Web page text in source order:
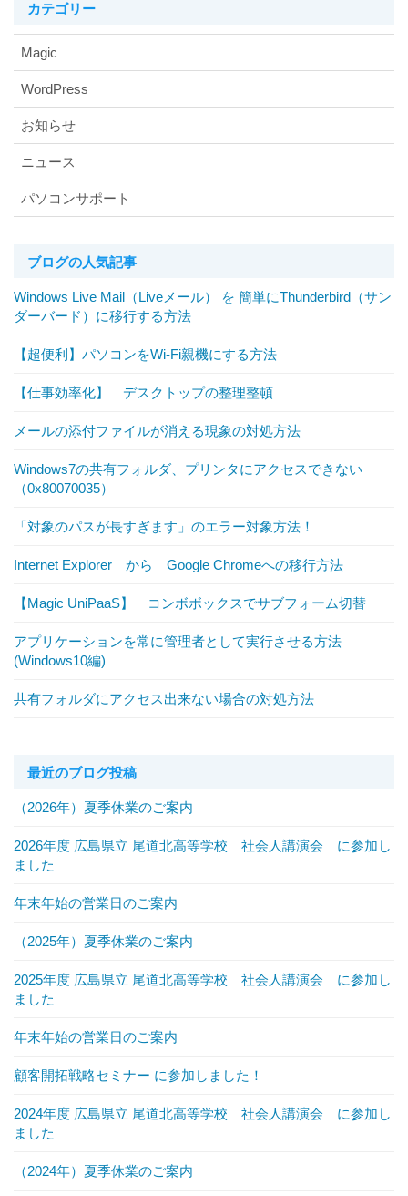
カテゴリー
Magic
WordPress
お知らせ
ニュース
パソコンサポート
ブログの人気記事
Windows Live Mail（Liveメール） を 簡単にThunderbird（サン
ダーバード）に移行する方法
【超便利】パソコンをWi-Fi親機にする方法
【仕事効率化】 デスクトップの整理整頓
メールの添付ファイルが消える現象の対処方法
Windows7の共有フォルダ、プリンタにアクセスできない
（0x80070035）
「対象のパスが長すぎます」のエラー対象方法！
Internet Explorer から Google Chromeへの移行方法
【Magic UniPaaS】 コンボボックスでサブフォーム切替
アプリケーションを常に管理者として実行させる方法
(Windows10編)
共有フォルダにアクセス出来ない場合の対処方法
最近のブログ投稿
（2026年）夏季休業のご案内
2026年度 広島県立 尾道北高等学校 社会人講演会 に参加し
ました
年末年始の営業日のご案内
（2025年）夏季休業のご案内
2025年度 広島県立 尾道北高等学校 社会人講演会 に参加し
ました
年末年始の営業日のご案内
顧客開拓戦略セミナー に参加しました！
2024年度 広島県立 尾道北高等学校 社会人講演会 に参加し
ました
（2024年）夏季休業のご案内